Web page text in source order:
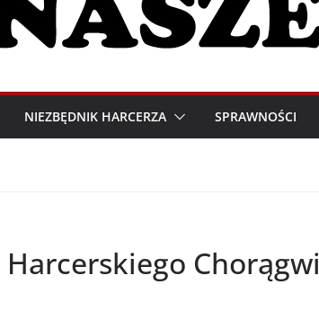
NIEZBĘDNIK HARCERZA SPRAWNOŚCI
Chorągwi